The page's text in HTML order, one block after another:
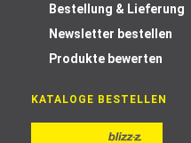
Bestellung & Lieferung
Newsletter bestellen
Produkte bewerten
KATALOGE BESTELLEN